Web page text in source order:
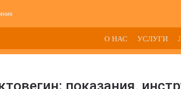
О НАС УСЛУГИ